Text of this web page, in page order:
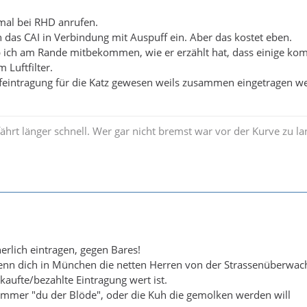
bei RHD anrufen.
das CAI in Verbindung mit Auspuff ein. Aber das kostet eben.
am Rande mitbekommen, wie er erzählt hat, dass einige
Luftfilter.
für die Katz gewesen weils zusammen eingetragen
länger schnell. Wer gar nicht bremst war vor der Kurve zu
eintragen, gegen Bares!
dich in München die netten Herren von der
bezahlte Eintragung wert ist.
"du der Blöde", oder die Kuh die gemolken werden will